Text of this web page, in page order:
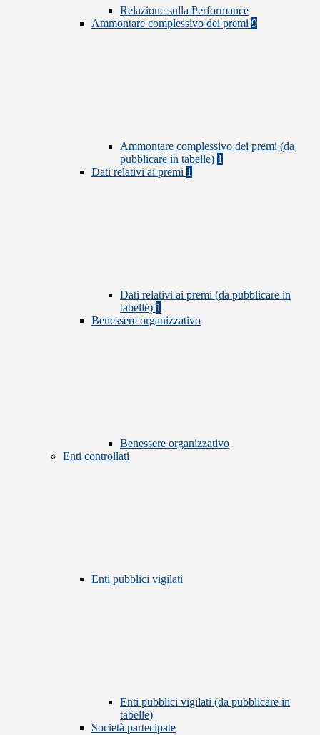
Relazione sulla Performance
Ammontare complessivo dei premi 9
Ammontare complessivo dei premi (da
pubblicare in tabelle) 1
Dati relativi ai premi 1
Dati relativi ai premi (da pubblicare in
tabelle) 1
Benessere organizzativo
Benessere organizzativo
Enti controllati
Enti pubblici vigilati
Enti pubblici vigilati (da pubblicare in
tabelle)
Società partecipate